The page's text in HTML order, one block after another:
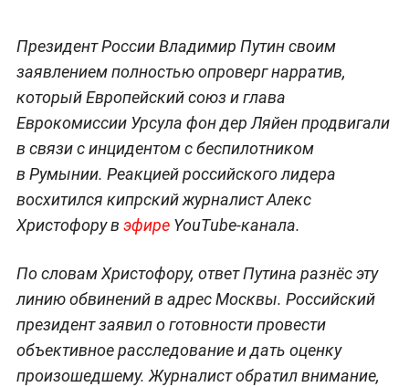
Президент России Владимир Путин своим
заявлением полностью опроверг нарратив,
который Европейский союз и глава
Еврокомиссии Урсула фон дер Ляйен продвигали
в связи с инцидентом с беспилотником
в Румынии. Реакцией российского лидера
восхитился кипрский журналист Алекс
Христофору в эфире YouTube-канала.
По словам Христофору, ответ Путина разнёс эту
линию обвинений в адрес Москвы. Российский
президент заявил о готовности провести
объективное расследование и дать оценку
произошедшему. Журналист обратил внимание,